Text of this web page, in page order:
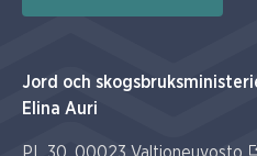
Jord och
Elina Auri